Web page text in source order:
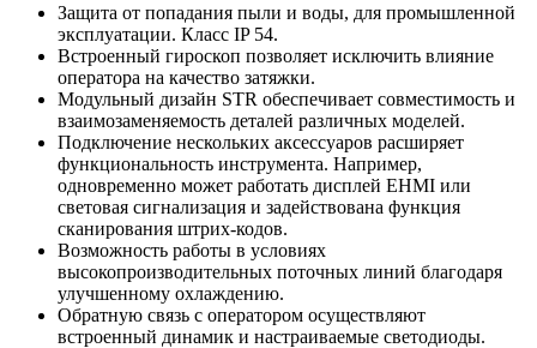
Защита от попадания пыли и воды, для промышленной
эксплуатации. Класс IP 54.
Встроенный гироскоп позволяет исключить влияние
оператора на качество затяжки.
Модульный дизайн STR обеспечивает совместимость и
взаимозаменяемость деталей различных моделей.
Подключение нескольких аксессуаров расширяет
функциональность инструмента. Например,
одновременно может работать дисплей EHMI или
световая сигнализация и задействована функция
сканирования штрих-кодов.
Возможность работы в условиях
высокопроизводительных поточных линий благодаря
улучшенному охлаждению.
Обратную связь с оператором осуществляют
встроенный динамик и настраиваемые светодиоды.